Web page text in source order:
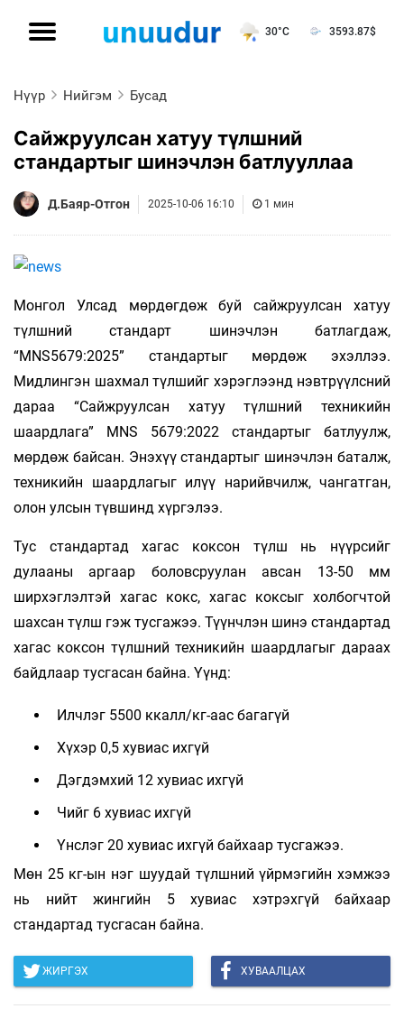
30°C 3593.87$
Нүүр Нийгэм Бусад
Сайжруулсан хатуу түлшний
стандартыг шинэчлэн батлууллаа
Д.Баяр-Отгон 2025-10-06 16:10 1 мин
Монгол Улсад мөрдөгдөж буй сайжруулсан хатуу
түлшний стандарт шинэчлэн батлагдаж,
“MNS5679:2025” стандартыг мөрдөж эхэллээ.
Мидлингэн шахмал түлшийг хэрэглээнд нэвтрүүлсний
дараа “Сайжруулсан хатуу түлшний техникийн
шаардлага” MNS 5679:2022 стандартыг батлуулж,
мөрдөж байсан. Энэхүү стандартыг шинэчлэн баталж,
техникийн шаардлагыг илүү нарийвчилж, чангатган,
олон улсын түвшинд хүргэлээ.
Тус стандартад хагас коксон түлш нь нүүрсийг
дулааны аргаар боловсруулан авсан 13-50 мм
ширхэглэлтэй хагас кокс, хагас коксыг холбогчтой
шахсан түлш гэж тусгажээ. Түүнчлэн шинэ стандартад
хагас коксон түлшний техникийн шаардлагыг дараах
байдлаар тусгасан байна. Үүнд:
Илчлэг 5500 ккалл/кг-аас багагүй
Хүхэр 0,5 хувиас ихгүй
Дэгдэмхий 12 хувиас ихгүй
Чийг 6 хувиас ихгүй
Үнслэг 20 хувиас ихгүй байхаар тусгажээ.
Мөн 25 кг-ын нэг шуудай түлшний үйрмэгийн хэмжээ
нь нийт жингийн 5 хувиас хэтрэхгүй байхаар
стандартад тусгасан байна.
ЖИРГЭХ ХУВААЛЦАХ